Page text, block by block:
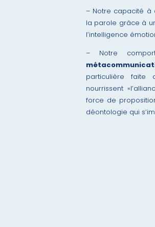
– Notre capacité à
la parole grâce à
l’intelligence
– Notre
particulière faite
nourrissent
force de
déontologie qui